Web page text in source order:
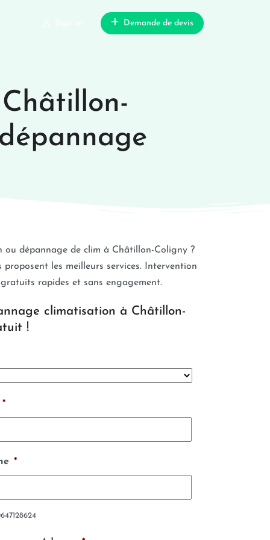
Demande de devis
ou dépannage de clim à Châtillon-Coligny ?
les meilleurs services. Intervention
rapides et sans engagement.
climatisation à Châtillon-
!
*
*